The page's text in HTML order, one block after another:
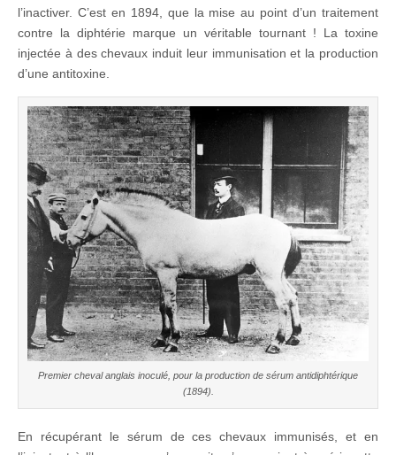
l’inactiver. C’est en 1894, que la mise au point d’un traitement
contre la diphtérie marque un véritable tournant ! La toxine
injectée à des chevaux induit leur immunisation et la production
d’une antitoxine.
Premier cheval anglais inoculé, pour la production de sérum antidiphtérique
(1894).
En récupérant le sérum de ces chevaux immunisés, et en